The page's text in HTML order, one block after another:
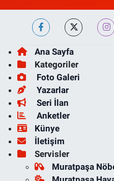
Ana Sayfa
Kategoriler
Foto Galeri
Yazarlar
Seri İlan
Anketler
Künye
İletişim
Servisler
Muratpaşa